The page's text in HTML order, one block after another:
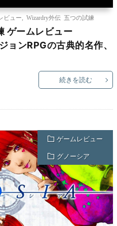
ビュー Wizardry外伝 五つの試練
ゲームレビュー
ョンRPGの古典的名作、
続きを読む
ゲームレビュー
グノーシア